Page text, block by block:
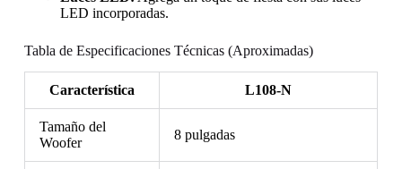
LED incorporadas.
Tabla de Especificaciones Técnicas (Aproximadas)
Característica L108-N
Tamaño del
Woofer
8 pulgadas